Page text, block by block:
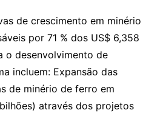
de crescimento em minério
por 71 % dos US$ 6,358
o desenvolvimento de
incluem: Expansão das
de minério de ferro em
através dos projetos